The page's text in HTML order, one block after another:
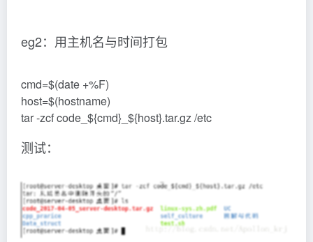
eg2：用主机名与时间打包
cmd=$(date +%F)
host=$(hostname)
tar -zcf code_${cmd}_${host}.tar.gz /etc
测试：